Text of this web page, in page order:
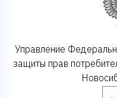
Управление
защиты прав